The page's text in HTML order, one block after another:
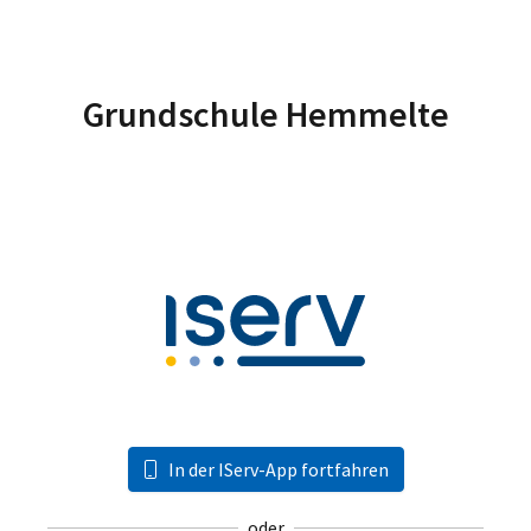
Grundschule Hemmelte
In der IServ-App fortfahren